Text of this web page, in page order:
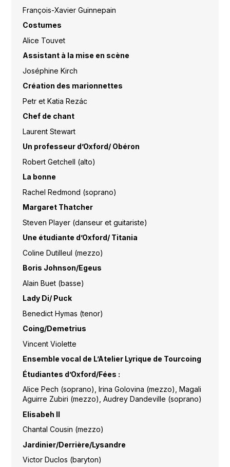
François-Xavier Guinnepain
Costumes
Alice Touvet
Assistant à la mise en scène
Joséphine Kirch
Création des marionnettes
Petr et Katia Rezác
Chef de chant
Laurent Stewart
Un professeur d’Oxford/ Obéron
Robert Getchell (alto)
La bonne
Rachel Redmond (soprano)
Margaret Thatcher
Steven Player (danseur et guitariste)
Une étudiante d’Oxford/ Titania
Coline Dutilleul (mezzo)
Boris Johnson/Egeus
Alain Buet (basse)
Lady Di/ Puck
Benedict Hymas (tenor)
Coing/Demetrius
Vincent Violette
Ensemble vocal de L’Atelier Lyrique de Tourcoing
Étudiantes d’Oxford/Fées :
Alice Pech (soprano), Irina Golovina (mezzo), Magali
Aguirre Zubiri (mezzo), Audrey Dandeville (soprano)
Elisabeh II
Chantal Cousin (mezzo)
Jardinier/Derrière/Lysandre
Victor Duclos (baryton)